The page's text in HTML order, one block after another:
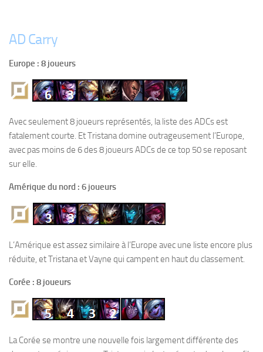
AD Carry
Europe : 8 joueurs
Avec seulement 8 joueurs représentés, la liste des ADCs est
fatalement courte. Et Tristana domine outrageusement l’Europe,
avec pas moins de 6 des 8 joueurs ADCs de ce top 50 se reposant
sur elle.
Amérique du nord : 6 joueurs
L’Amérique est assez similaire à l’Europe avec une liste encore plus
réduite, et Tristana et Vayne qui campent en haut du classement.
Corée : 8 joueurs
La Corée se montre une nouvelle fois largement différente des